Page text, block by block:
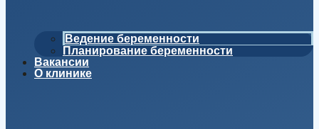
Ведение беременности
Планирование беременности
Вакансии
О клинике